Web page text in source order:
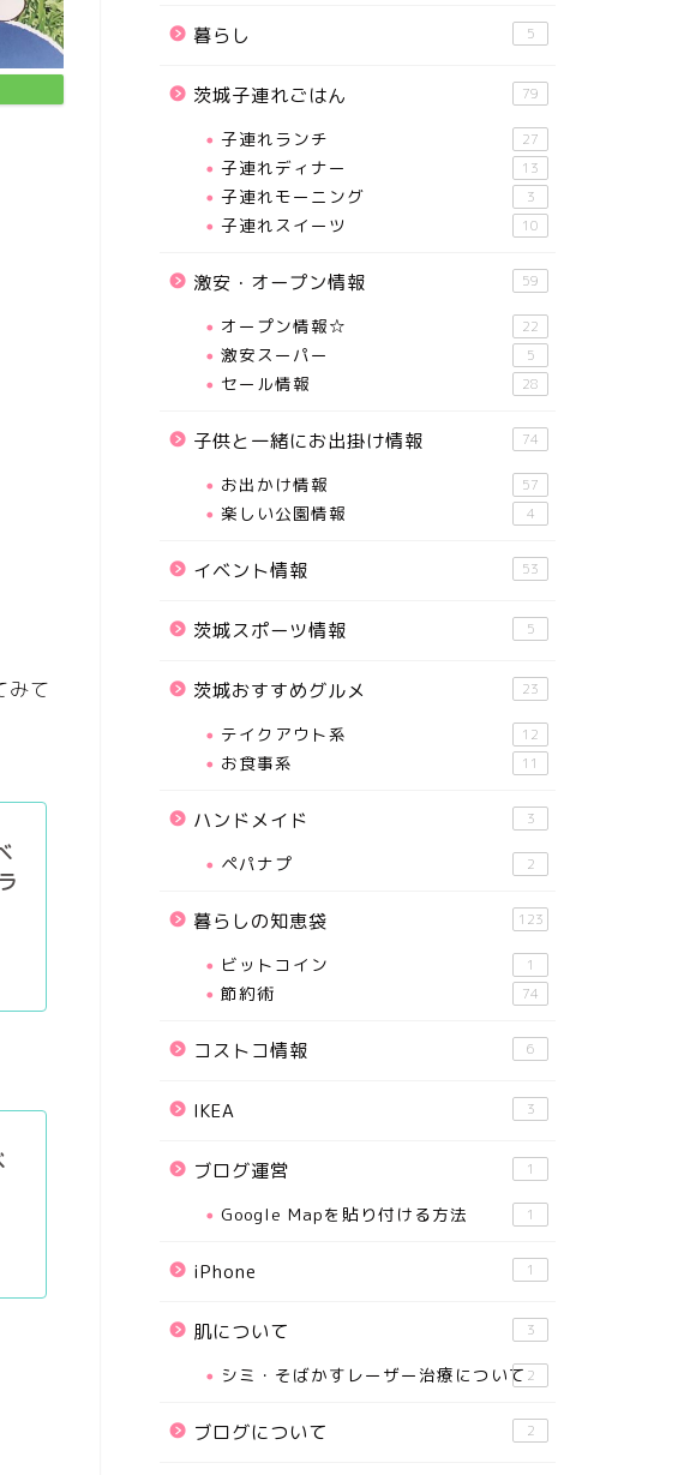
みて
暮らし 5
茨城子連れごはん 79
子連れランチ 27
子連れディナー 13
子連れモーニング 3
子連れスイーツ 10
激安・オープン情報 59
オープン情報☆ 22
激安スーパー 5
セール情報 28
子供と一緒にお出掛け情報 74
お出かけ情報 57
楽しい公園情報 4
イベント情報 53
茨城スポーツ情報 5
茨城おすすめグルメ 23
テイクアウト系 12
お食事系 11
ハンドメイド 3
ペパナプ 2
暮らしの知恵袋 123
ビットコイン 1
節約術 74
コストコ情報 6
IKEA 3
ブログ運営 1
Google Mapを貼り付ける方法 1
iPhone 1
肌について 3
シミ・そばかすレーザー治療について 2
ブログについて 2